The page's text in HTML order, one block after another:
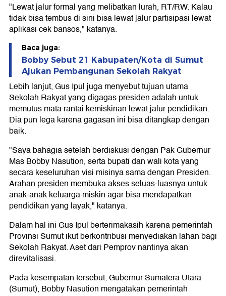
"Lewat jalur formal yang melibatkan lurah, RT/RW. Kalau
tidak bisa tembus di sini bisa lewat jalur partisipasi lewat
aplikasi cek bansos," katanya.
Baca juga:
Bobby Sebut 21 Kabupaten/Kota di Sumut
Ajukan Pembangunan Sekolah Rakyat
Lebih lanjut, Gus Ipul juga menyebut tujuan utama
Sekolah Rakyat yang digagas presiden adalah untuk
memutus mata rantai kemiskinan lewat jalur pendidikan.
Dia pun lega karena gagasan ini bisa ditangkap dengan
baik.
"Saya bahagia setelah berdiskusi dengan Pak Gubernur
Mas Bobby Nasution, serta bupati dan wali kota yang
secara keseluruhan visi misinya sama dengan Presiden.
Arahan presiden membuka akses seluas-luasnya untuk
anak-anak keluarga miskin agar bisa mendapatkan
pendidikan yang layak," katanya.
Dalam hal ini Gus Ipul berterimakasih karena pemerintah
Provinsi Sumut ikut berkontribusi menyediakan lahan bagi
Sekolah Rakyat. Aset dari Pemprov nantinya akan
direvitalisasi.
Pada kesempatan tersebut, Gubernur Sumatera Utara
(Sumut), Bobby Nasution mengatakan pemerintah